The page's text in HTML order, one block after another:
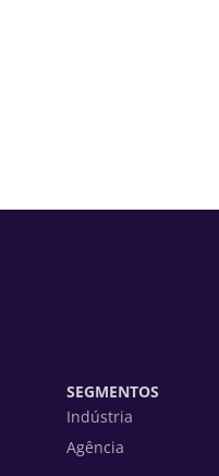
SEGMENTOS
Indústria
Agência